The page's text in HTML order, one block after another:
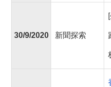
30/9/2020 新聞探索